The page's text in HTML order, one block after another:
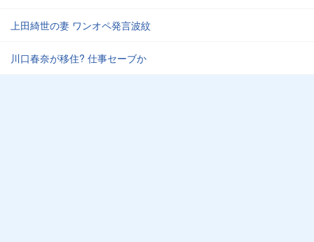
上田綺世の妻 ワンオペ発言波紋
川口春奈が移住? 仕事セーブか